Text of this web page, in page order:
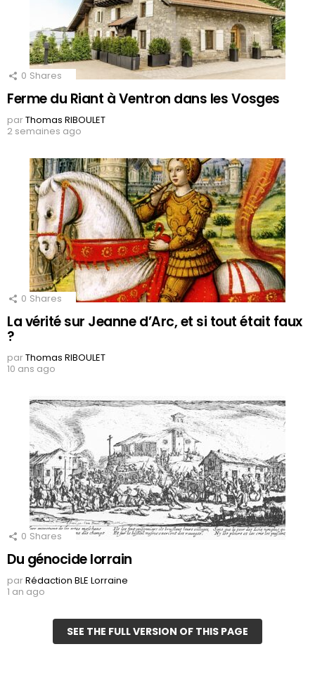
0 Shares
Ferme du Riant à Ventron dans les Vosges
parThomas RIBOULET
2 semaines ago
0 Shares
La vérité sur Jeanne d’Arc, et si tout était faux
?
parThomas RIBOULET
10 ans ago
0 Shares
Du génocide lorrain
parRédaction BLE Lorraine
1 an ago
SEE THE FULL VERSION OF THIS PAGE